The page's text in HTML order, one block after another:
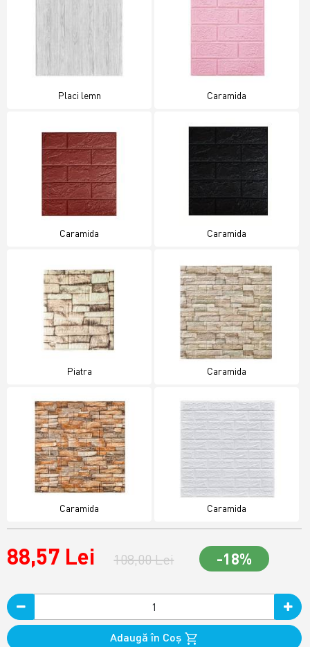
Placi lemn Caramida
Caramida Caramida
Piatra Caramida
Caramida Caramida
88,57 Lei 108,00 Lei -18%
Adaugă în Coş